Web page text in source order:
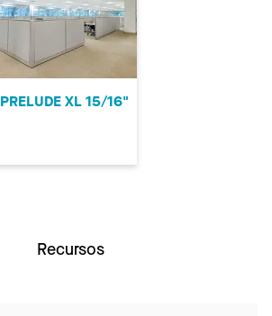
PRELUDE XL 15/16"
Recursos